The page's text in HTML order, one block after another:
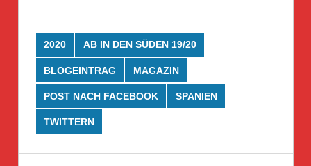
2020 AB IN DEN SÜDEN 19/20
BLOGEINTRAG MAGAZIN
POST NACH FACEBOOK SPANIEN
TWITTERN